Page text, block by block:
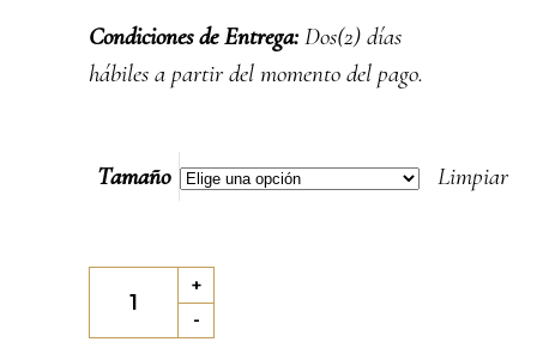
Condiciones de Entrega: Dos(2) días
hábiles a partir del momento del pago.
Tamaño Limpiar
-
+